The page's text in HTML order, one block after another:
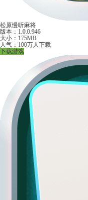
松原慢听麻将
版本：1.0.0.946
大小：175MB
人气：100万人下载
下载游戏